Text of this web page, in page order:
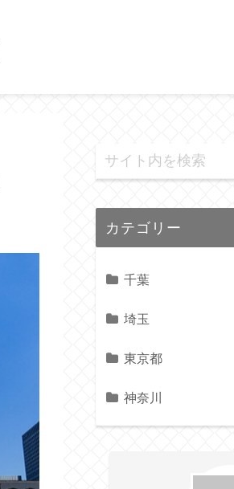
カテゴリー
千葉
埼玉
東京都
神奈川